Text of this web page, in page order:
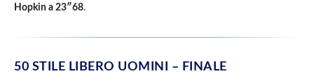
Hopkin a 23″68.
50 STILE LIBERO UOMINI – FINALE